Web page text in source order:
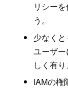
リシー
う。
少なく
ユーザ
しく有り
IAMの権